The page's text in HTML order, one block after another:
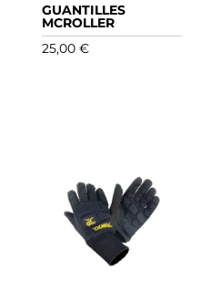
GUANTILLES
MCROLLER
25,00€